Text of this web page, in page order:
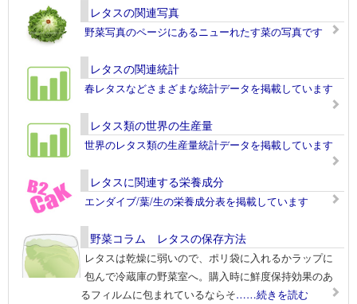
レタスの関連写真
野菜写真のページにあるニューれたす菜の写真です
レタスの関連統計
春レタスなどさまざまな統計データを掲載しています
レタス類の世界の生産量
世界のレタス類の生産量統計データを掲載しています
レタスに関連する栄養成分
エンダイブ/葉/生の栄養成分表を掲載しています
野菜コラム レタスの保存方法
レタスは乾燥に弱いので、ポリ袋に入れるかラップに
包んで冷蔵庫の野菜室へ。購入時に鮮度保持効果のあ
るフィルムに包まれているならそ……続きを読む